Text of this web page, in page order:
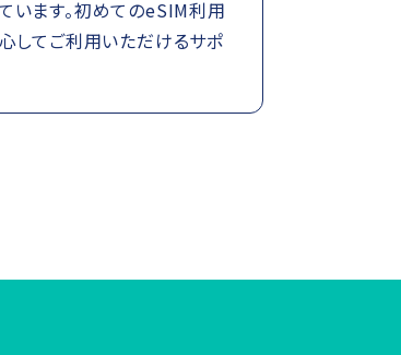
ます。初めてのeSIM利用
してご利用いただけるサポ